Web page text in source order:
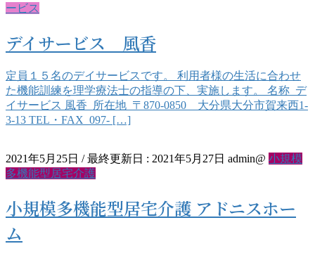
ービス
デイサービス 風香
定員１５名のデイサービスです。 利用者様の生活に合わせ
た機能訓練を理学療法士の指導の下、実施します。 名称 デ
イサービス 風香 所在地 〒870-0850 大分県大分市賀来西1-
3-13 TEL・FAX 097- […]
2021年5月25日 / 最終更新日 : 2021年5月27日 admin@ 小規模
多機能型居宅介護
小規模多機能型居宅介護 アドニスホー
ム